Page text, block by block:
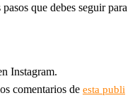
que debes seguir para
Instagram.
comentarios de esta publi